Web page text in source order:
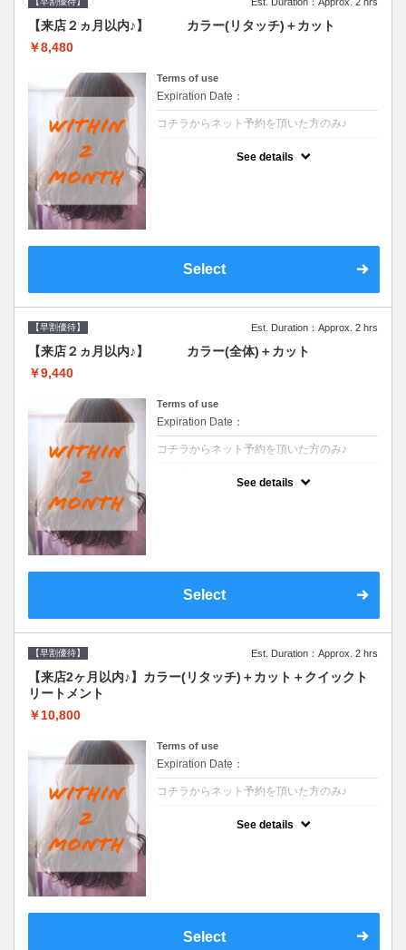
【来店２ヵ月以内♪】 カラー(リタッチ)＋カット
￥8,480
Terms of use
Expiration Date：
コチラからネット予約を頂いた方のみ♪
See details
Select
【早割優待】 Est. Duration：Approx. 2 hrs
【来店２ヵ月以内♪】 カラー(全体)＋カット
￥9,440
Terms of use
Expiration Date：
コチラからネット予約を頂いた方のみ♪
See details
Select
【早割優待】 Est. Duration：Approx. 2 hrs
【来店2ヶ月以内♪】カラー(リタッチ)＋カット＋クイックト
リートメント
￥10,800
Terms of use
Expiration Date：
コチラからネット予約を頂いた方のみ♪
See details
Select